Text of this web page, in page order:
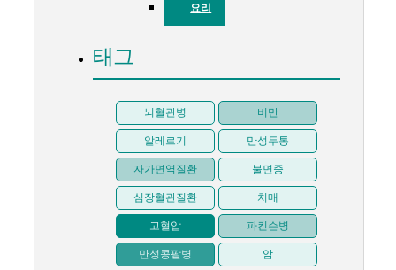
요리
태그
뇌혈관병 비만
알레르기 만성두통
자가면역질환 불면증
심장혈관질환 치매
고혈압 파킨슨병
만성콩팥병 암